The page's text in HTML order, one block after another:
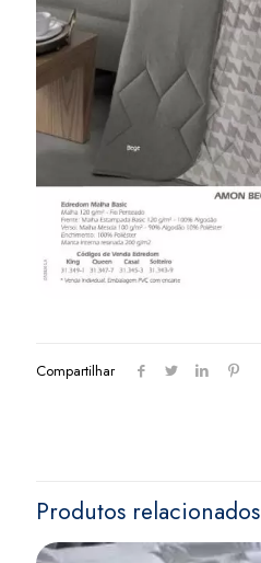
Compartilhar
Produtos relacionados